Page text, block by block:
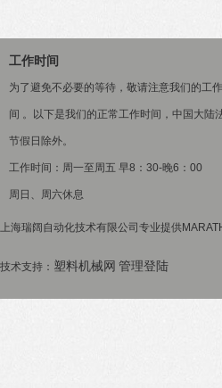
工作时间
为了避免不必要的等待，敬请注意我们的工
间 。以下是我们的正常工作时间，中国大陆
节假日除外。
工作时间：周一至周五 早8：30-晚6：00
周日、周六休息
上海瑞阔自动化技术有限公司专业提供
技术支持： 塑料机械网 管理登陆